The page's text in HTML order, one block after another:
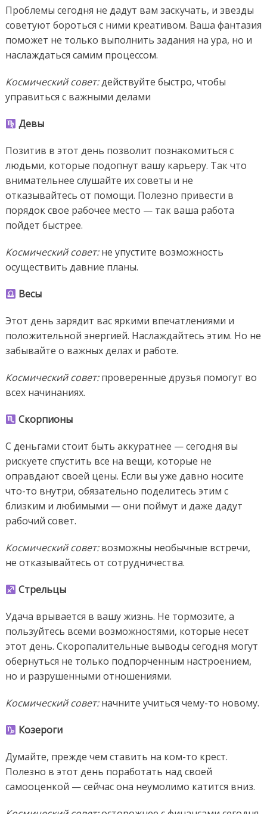
Проблемы сегодня не дадут вам заскучать, и звезды
советуют бороться с ними креативом. Ваша фантазия
поможет не только выполнить задания на ура, но и
наслаждаться самим процессом.
Космический совет:действуйте быстро, чтобы
управиться с важными делами
Девы
Позитив в этот день позволит познакомиться с
людьми, которые подопнут вашу карьеру. Так что
внимательнее слушайте их советы и не
отказывайтесь от помощи. Полезно привести в
порядок свое рабочее место — так ваша работа
пойдет быстрее.
Космический совет:не упустите возможность
осуществить давние планы.
Весы
Этот день зарядит вас яркими впечатлениями и
положительной энергией. Наслаждайтесь этим. Но не
забывайте о важных делах и работе.
Космический совет:проверенные друзья помогут во
всех начинаниях.
Скорпионы
С деньгами стоит быть аккуратнее — сегодня вы
рискуете спустить все на вещи, которые не
оправдают своей цены. Если вы уже давно носите
что-то внутри, обязательно поделитесь этим с
близким и любимыми — они поймут и даже дадут
рабочий совет.
Космический совет:возможны необычные встречи,
не отказывайтесь от сотрудничества.
Стрельцы
Удача врывается в вашу жизнь. Не тормозите, а
пользуйтесь всеми возможностями, которые несет
этот день. Скоропалительные выводы сегодня могут
обернуться не только подпорченным настроением,
но и разрушенными отношениями.
Космический совет:начните учиться чему-то новому.
Козероги
Думайте, прежде чем ставить на ком-то крест.
Полезно в этот день поработать над своей
самооценкой — сейчас она неумолимо катится вниз.